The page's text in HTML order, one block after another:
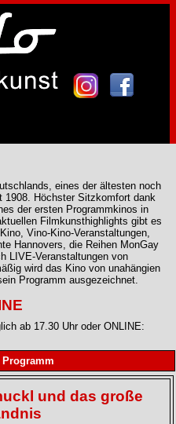
eines der ältesten noch
1908. Höchster Sitzkomfort dank
der ersten Programmkinos in
Filmkunsthighlights gibt es
Vino-Kino-Veranstaltungen,
Hannovers, die Reihen MonGay
LIVE-Veranstaltungen von
wird das Kino von unahängien
Programm ausgezeichnet.
ab 17.30 Uhr oder ONLINE:
Programm
und das große